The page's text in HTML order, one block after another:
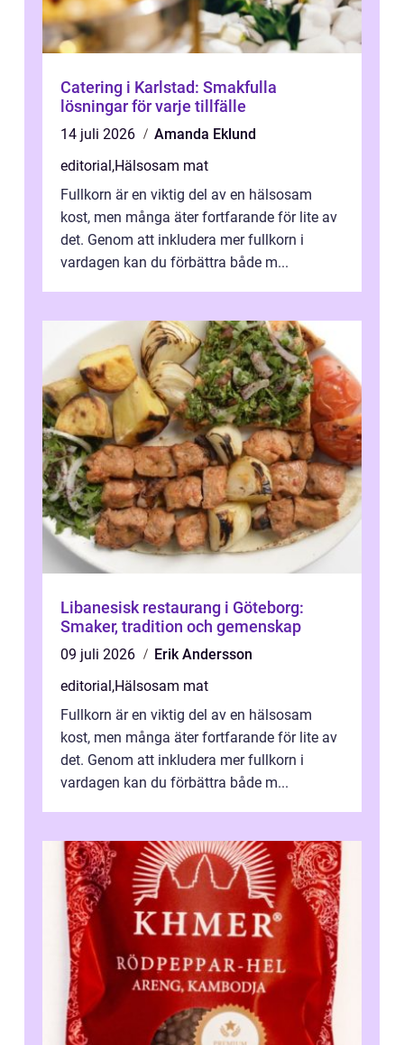
Catering i Karlstad: Smakfulla
lösningar för varje tillfälle
14 juli 2026
Amanda Eklund
editorial,Hälsosam mat
Fullkorn är en viktig del av en hälsosam
kost, men många äter fortfarande för lite av
det. Genom att inkludera mer fullkorn i
vardagen kan du förbättra både m...
Libanesisk restaurang i Göteborg:
Smaker, tradition och gemenskap
09 juli 2026
Erik Andersson
editorial,Hälsosam mat
Fullkorn är en viktig del av en hälsosam
kost, men många äter fortfarande för lite av
det. Genom att inkludera mer fullkorn i
vardagen kan du förbättra både m...